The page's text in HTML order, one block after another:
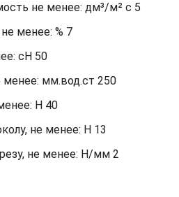
не менее: дм³/м² с 5
менее: % 7
cH 50
менее: мм.вод.ст 250
H 40
не менее: H 13
не менее: Н/мм 2